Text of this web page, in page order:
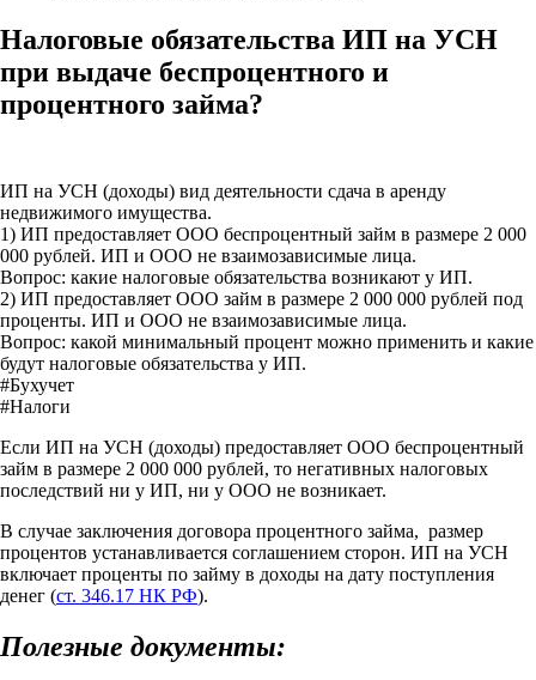
Налоговые обязательства ИП на УСН
при выдаче беспроцентного и
процентного займа?
ИП на УСН (доходы) вид деятельности сдача в аренду
недвижимого имущества.
1) ИП предоставляет ООО беспроцентный займ в размере 2 000
000 рублей. ИП и ООО не взаимозависимые лица.
Вопрос: какие налоговые обязательства возникают у ИП.
2) ИП предоставляет ООО займ в размере 2 000 000 рублей под
проценты. ИП и ООО не взаимозависимые лица.
Вопрос: какой минимальный процент можно применить и какие
будут налоговые обязательства у ИП.
#Бухучет
#Налоги
Если ИП на УСН (доходы) предоставляет ООО беспроцентный
займ в размере 2 000 000 рублей, то негативных налоговых
последствий ни у ИП, ни у ООО не возникает.
В случае заключения договора процентного займа, размер
процентов устанавливается соглашением сторон. ИП на УСН
включает проценты по займу в доходы на дату поступления
денег (ст. 346.17 НК РФ).
Полезные документы: